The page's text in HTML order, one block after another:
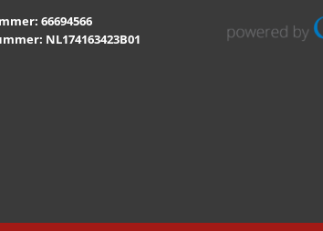
66694566
NL174163423B01